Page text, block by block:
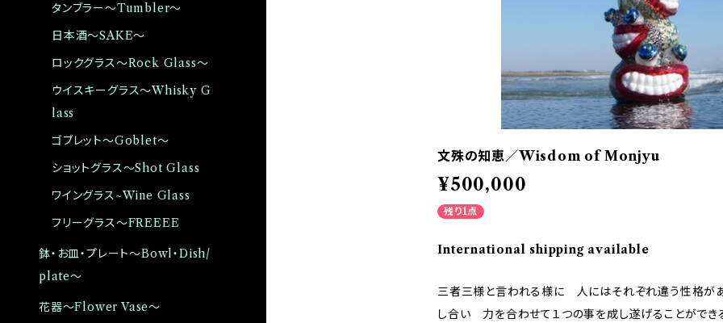
文殊の知恵／Wisdom of Monjyu
¥500,000
残り1点
International shipping available
三者三様と言われる様に 人にはそれぞれ違う性格
し合い 力を合わせて１つの事を成し遂げることができ
タンブラー〜Tumbler〜
日本酒〜SAKE〜
ロックグラス〜Rock Glass〜
ウイスキーグラス〜Whisky G
lass
ゴブレット〜Goblet〜
ショットグラス〜Shot Glass
ワイングラス~Wine Glass
フリーグラス〜FREEEE
鉢・お皿・プレート〜Bowl・Dish/
plate〜
花器〜Flower Vase〜